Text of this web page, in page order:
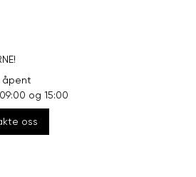
åpent
og 15:00
oss